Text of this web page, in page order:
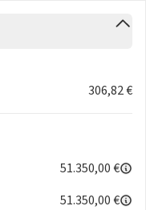
und MG . Wir
306,82 €
51.350,00 €
51.350,00 €